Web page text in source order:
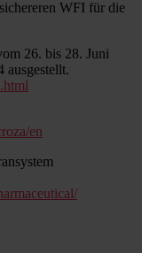
WFI für die
26. bis 28. Juni
ausgestellt.
en